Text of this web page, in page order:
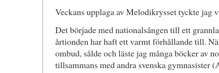
Veckans upplaga av Melodikrysset tyckte jag
Det började med nationalsången till ett
årtionden har haft ett varmt förhållande till.
ombud, sålde och läste jag många böcker av
tillsammans med andra svenska gymnasister